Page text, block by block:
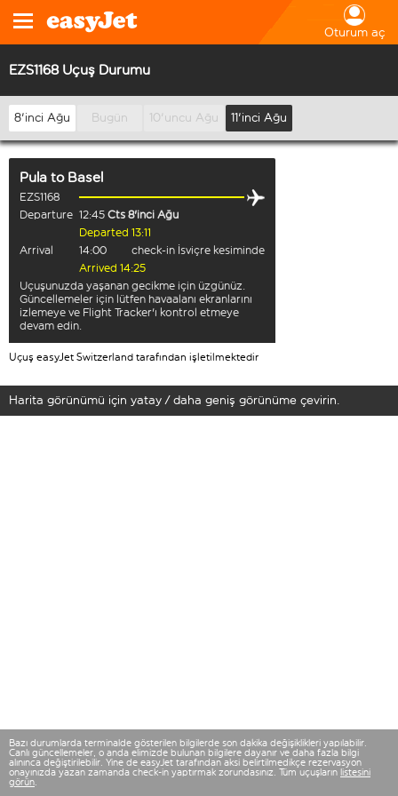
Oturum aç
EZS1168 Uçuş Durumu
8'inci Ağu Bugün 10'uncu Ağu 11'inci Ağu
Pula to Basel
EZS1168
Departure 12:45 Cts 8'inci Ağu
Departed 13:11
Arrival
14:00
check-in İsviçre kesiminde
Arrived 14:25
Uçuşunuzda yaşanan gecikme için üzgünüz.
Güncellemeler için lütfen havaalanı ekranlarını
izlemeye ve Flight Tracker'ı kontrol etmeye
devam edin.
Uçuş easyJet Switzerland tarafından işletilmektedir
Harita görünümü için yatay / daha geniş görünüme çevirin.
Bazı durumlarda terminalde gösterilen bilgilerde son dakika değişiklikleri yapılabilir.
Canlı güncellemeler, o anda elimizde bulunan bilgilere dayanır ve daha fazla bilgi
alınınca değiştirilebilir. Yine de easyJet tarafından aksi belirtilmedikçe rezervasyon
onayınızda yazan zamanda check-in yaptırmak zorundasınız. Tüm uçuşların listesini
görün.